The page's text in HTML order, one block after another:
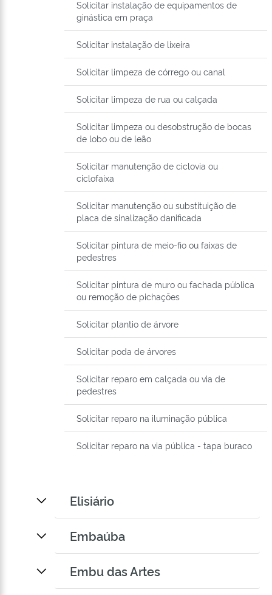
Solicitar instalação de equipamentos de
ginástica em praça
Solicitar instalação de lixeira
Solicitar limpeza de córrego ou canal
Solicitar limpeza de rua ou calçada
Solicitar limpeza ou desobstrução de bocas
de lobo ou de leão
Solicitar manutenção de ciclovia ou
ciclofaixa
Solicitar manutenção ou substituição de
placa de sinalização danificada
Solicitar pintura de meio-fio ou faixas de
pedestres
Solicitar pintura de muro ou fachada pública
ou remoção de pichações
Solicitar plantio de árvore
Solicitar poda de árvores
Solicitar reparo em calçada ou via de
pedestres
Solicitar reparo na iluminação pública
Solicitar reparo na via pública - tapa buraco
Elisiário
Embaúba
Embu das Artes